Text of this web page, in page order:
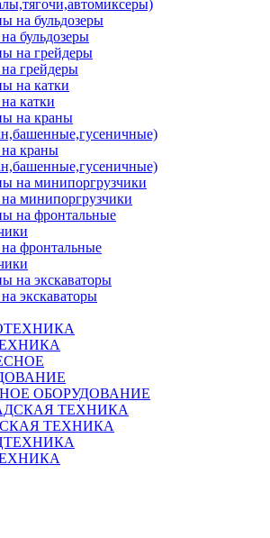
бульдозеры
грейдеры
катки
краны
минипоргрузчики
фронтальные
экскаваторы
ОБОРУДОВАНИЕ
ТЕХНИКА